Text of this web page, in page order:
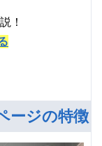
！
ージの特徴